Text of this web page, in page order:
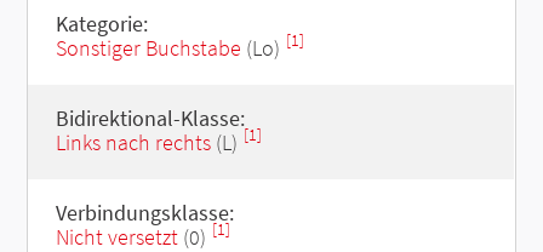
Kategorie:
Sonstiger Buchstabe (Lo) [1]
Bidirektional-Klasse:
Links nach rechts(L) [1]
Verbindungsklasse:
Nicht versetzt(0) [1]